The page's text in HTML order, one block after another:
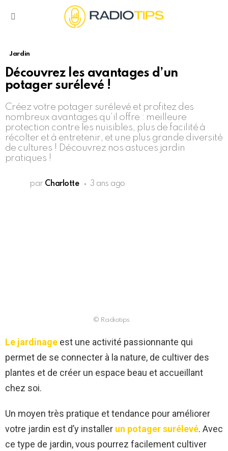
Jardin
Découvrez les avantages d’un
potager surélevé !
Créez votre potager surélevé et profitez des
nombreux avantages qu’il offre : meilleure
protection contre les nuisibles, plus de facilité à
récolter et à entretenir, et une plus grande diversité
de cultures ! Découvrez nos astuces jardin
pratiques !
par Charlotte 3 ans ago
© Radiotips
Le jardinage est une activité passionnante qui
permet de se connecter à la nature, de cultiver des
plantes et de créer un espace beau et accueillant
chez soi.
Un moyen très pratique et tendance pour améliorer
votre jardin est d’y installer un potager surélevé. Avec
ce type de jardin, vous pourrez facilement cultiver